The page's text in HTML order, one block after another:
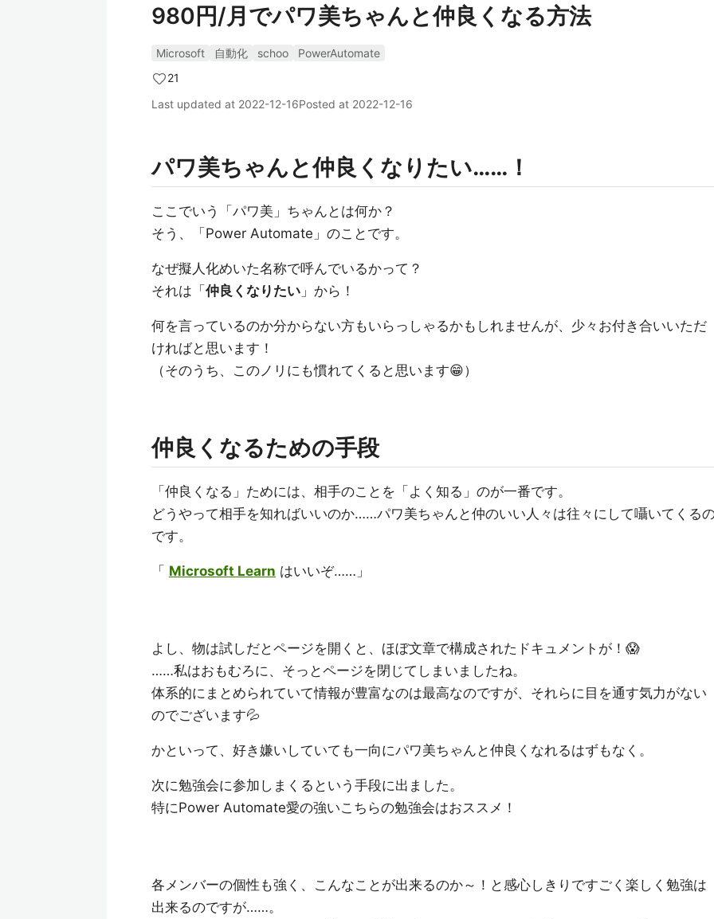
980円/月でパワ美ちゃんと仲良くなる方法
Microsoft 自動化 schoo
PowerAutomate
21
Last updated at 2022-12-16Posted at 2022-12-16
パワ美ちゃんと仲良くなりたい……！
ここでいう「パワ美」ちゃんとは何か？
そう、「Power Automate」のことです。
なぜ擬人化めいた名称で呼んでいるかって？
それは「 仲良くなりたい 」から！
何を言っているのか分からない方もいらっしゃるかもしれませんが、少々お付き合いいただ
ければと思います！
（そのうち、このノリにも慣れてくると思います😁）
仲良くなるための手段
「仲良くなる」ためには、相手のことを「よく知る」のが一番です。
どうやって相手を知ればいいのか……パワ美ちゃんと仲のいい人々は往々にして囁いてくる
です。
「 Microsoft Learn はいいぞ……」
よし、物は試しだとページを開くと、ほぼ文章で構成されたドキュメントが！😱
……私はおもむろに、そっとページを閉じてしまいましたね。
体系的にまとめられていて情報が豊富なのは最高なのですが、それらに目を通す気力がない
のでございます💦
かといって、好き嫌いしていても一向にパワ美ちゃんと仲良くなれるはずもなく。
次に勉強会に参加しまくるという手段に出ました。
特にPower Automate愛の強いこちらの勉強会はおススメ！
各メンバーの個性も強く、こんなことが出来るのか～！と感心しきりですごく楽しく勉強は
出来るのですが……。